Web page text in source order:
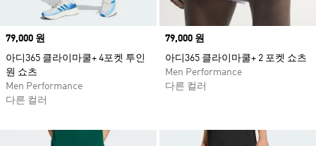
Price
79,000 원
아디365 클라이마쿨+ 4포켓 투인
원 쇼츠
Men Performance
다른 컬러
Price
79,000 원
아디365 클라이마쿨+ 2 포켓 쇼츠
Men Performance
다른 컬러